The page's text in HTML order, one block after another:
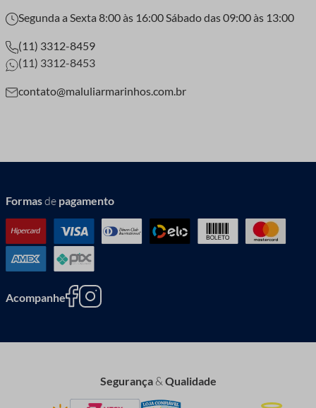
Segunda a Sexta 8:00 às 16:00 Sábado das 09:00 às 13:00
(11) 3312-8459
(11) 3312-8453
contato@maluliarmarinhos.com.br
Formasde pagamento
Acompanhe
Segurança&Qualidade